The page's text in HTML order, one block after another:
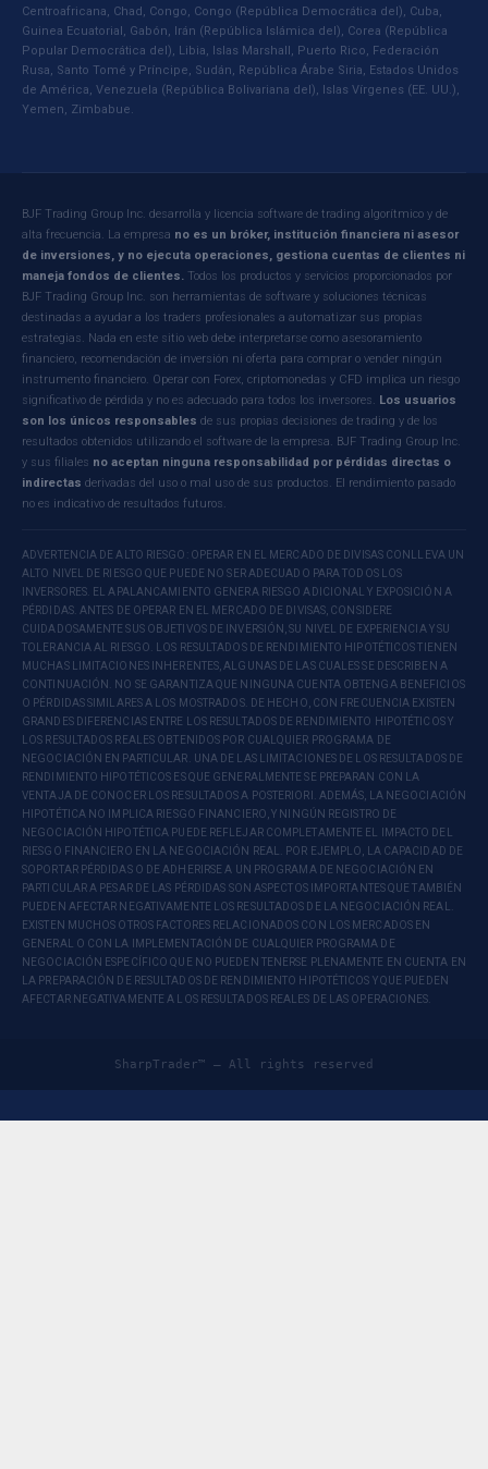
Centroafricana, Chad, Congo, Congo (República Democrática del), Cuba,
Guinea Ecuatorial, Gabón, Irán (República Islámica del), Corea (República
Popular Democrática del), Libia, Islas Marshall, Puerto Rico, Federación
Rusa, Santo Tomé y Príncipe, Sudán, República Árabe Siria, Estados Unidos
de América, Venezuela (República Bolivariana del), Islas Vírgenes (EE. UU.),
Yemen, Zimbabue.
BJF Trading Group Inc. desarrolla y licencia software de trading algorítmico y de
alta frecuencia. La empresa no es un bróker, institución financiera ni asesor
de inversiones, y no ejecuta operaciones, gestiona cuentas de clientes ni
maneja fondos de clientes. Todos los productos y servicios proporcionados por
BJF Trading Group Inc. son herramientas de software y soluciones técnicas
destinadas a ayudar a los traders profesionales a automatizar sus propias
estrategias. Nada en este sitio web debe interpretarse como asesoramiento
financiero, recomendación de inversión ni oferta para comprar o vender ningún
instrumento financiero. Operar con Forex, criptomonedas y CFD implica un riesgo
significativo de pérdida y no es adecuado para todos los inversores. Los usuarios
son los únicos responsables de sus propias decisiones de trading y de los
resultados obtenidos utilizando el software de la empresa. BJF Trading Group Inc.
y sus filiales no aceptan ninguna responsabilidad por pérdidas directas o
indirectas derivadas del uso o mal uso de sus productos. El rendimiento pasado
no es indicativo de resultados futuros.
ADVERTENCIA DE ALTO RIESGO: OPERAR EN EL MERCADO DE DIVISAS CONLLEVA UN
ALTO NIVEL DE RIESGO QUE PUEDE NO SER ADECUADO PARA TODOS LOS
INVERSORES. EL APALANCAMIENTO GENERA RIESGO ADICIONAL Y EXPOSICIÓN A
PÉRDIDAS. ANTES DE OPERAR EN EL MERCADO DE DIVISAS, CONSIDERE
CUIDADOSAMENTE SUS OBJETIVOS DE INVERSIÓN, SU NIVEL DE EXPERIENCIA Y SU
TOLERANCIA AL RIESGO. LOS RESULTADOS DE RENDIMIENTO HIPOTÉTICOS TIENEN
MUCHAS LIMITACIONES INHERENTES, ALGUNAS DE LAS CUALES SE DESCRIBEN A
CONTINUACIÓN. NO SE GARANTIZA QUE NINGUNA CUENTA OBTENGA BENEFICIOS
O PÉRDIDAS SIMILARES A LOS MOSTRADOS. DE HECHO, CON FRECUENCIA EXISTEN
GRANDES DIFERENCIAS ENTRE LOS RESULTADOS DE RENDIMIENTO HIPOTÉTICOS Y
LOS RESULTADOS REALES OBTENIDOS POR CUALQUIER PROGRAMA DE
NEGOCIACIÓN EN PARTICULAR. UNA DE LAS LIMITACIONES DE LOS RESULTADOS DE
RENDIMIENTO HIPOTÉTICOS ES QUE GENERALMENTE SE PREPARAN CON LA
VENTAJA DE CONOCER LOS RESULTADOS A POSTERIORI. ADEMÁS, LA NEGOCIACIÓN
HIPOTÉTICA NO IMPLICA RIESGO FINANCIERO, Y NINGÚN REGISTRO DE
NEGOCIACIÓN HIPOTÉTICA PUEDE REFLEJAR COMPLETAMENTE EL IMPACTO DEL
RIESGO FINANCIERO EN LA NEGOCIACIÓN REAL. POR EJEMPLO, LA CAPACIDAD DE
SOPORTAR PÉRDIDAS O DE ADHERIRSE A UN PROGRAMA DE NEGOCIACIÓN EN
PARTICULAR A PESAR DE LAS PÉRDIDAS SON ASPECTOS IMPORTANTES QUE TAMBIÉN
PUEDEN AFECTAR NEGATIVAMENTE LOS RESULTADOS DE LA NEGOCIACIÓN REAL.
EXISTEN MUCHOS OTROS FACTORES RELACIONADOS CON LOS MERCADOS EN
GENERAL O CON LA IMPLEMENTACIÓN DE CUALQUIER PROGRAMA DE
NEGOCIACIÓN ESPECÍFICO QUE NO PUEDEN TENERSE PLENAMENTE EN CUENTA EN
LA PREPARACIÓN DE RESULTADOS DE RENDIMIENTO HIPOTÉTICOS Y QUE PUEDEN
AFECTAR NEGATIVAMENTE A LOS RESULTADOS REALES DE LAS OPERACIONES.
SharpTrader™ — All rights reserved